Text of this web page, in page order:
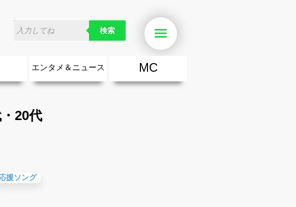
検索
すめな邦楽＆洋楽
&おすすめな曲
役立つ歌
い曲・楽しい歌・勇気が出る歌
(感謝の歌)
・ヒーリング)
エンタメ＆ニュース
音楽ニュース
エンタメニュース
MC
20代
援ソング